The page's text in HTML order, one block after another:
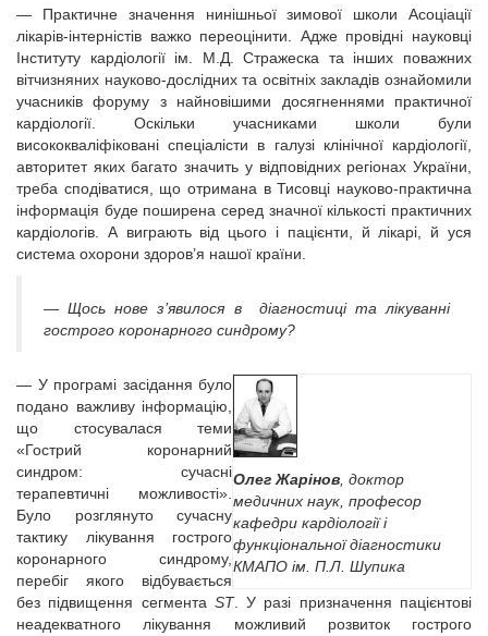
— Практичне значення нинішньої зимової школи Асоціації
лікарів-інтерністів важко переоцінити. Адже провідні науковці
Інституту кардіології ім. М.Д. Стражеска та інших поважних
вітчизняних науково-дослідних та освітніх закладів ознайомили
учасників форуму з найновішими досягненнями практичної
кардіології. Оскільки учасниками школи були
висококваліфіковані спеціалісти в галузі клінічної кардіології,
авторитет яких багато значить у відповідних регіонах України,
треба сподіватися, що отримана в Тисовці науково-практична
інформація буде поширена серед значної кількості практичних
кардіологів. А виграють від цього і пацієнти, й лікарі, й уся
система охорони здоров’я нашої країни.
— Щось нове з’явилося в діагностиці та лікуванні
гострого коронарного синдрому?
Олег Жарінов , доктор
медичних наук, професор
кафедри кардіології і
функціональної діагностики
КМАПО ім. П.Л. Шупика
— У програмі засідання було
подано важливу інформацію,
що стосувалася теми
«Гострий коронарний
синдром: сучасні
терапевтичні можливості».
Було розглянуто сучасну
тактику лікування гострого
коронарного синдрому,
перебіг якого відбувається
без підвищення сегмента ST. У разі призначення пацієнтові
неадекватного лікування можливий розвиток гострого